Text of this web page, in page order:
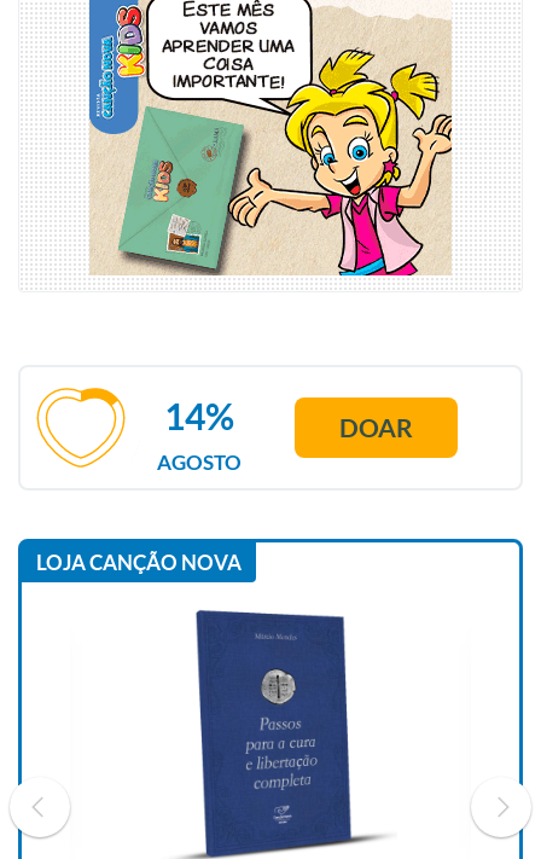
AGOSTO
14% DOAR
LOJA CANÇÃO NOVA